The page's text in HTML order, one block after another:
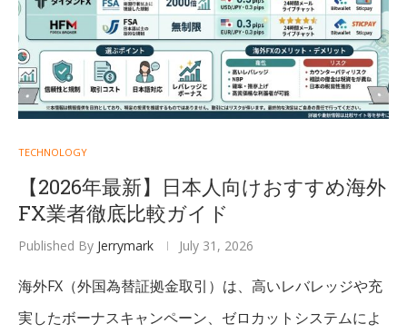
TECHNOLOGY
【2026年最新】日本人向けおすすめ海外
FX業者徹底比較ガイド
Published By Jerrymark July 31, 2026
海外FX（外国為替証拠金取引）は、高いレバレッジや充
実したボーナスキャンペーン、ゼロカットシステムによ